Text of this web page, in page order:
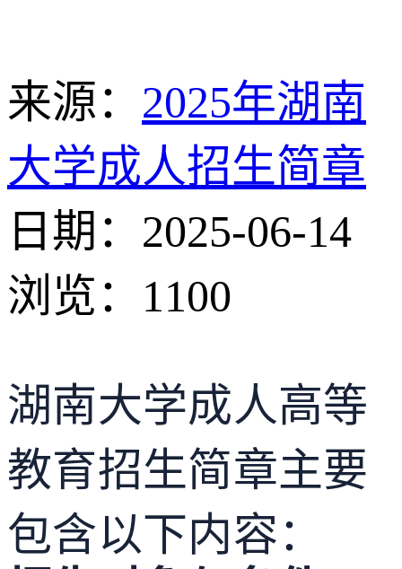
来源： 2025年湖南
大学成人招生简章
日期：2025-06-14
浏览： 1100
湖南大学成人高等
教育招生简章主要
包含以下内容：